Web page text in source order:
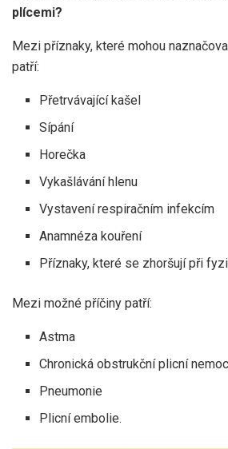
plícemi?
Mezi příznaky, které mohou
patří:
Přetrvávající kašel
Sípání
Horečka
Vykašlávání hlenu
Vystavení respiračním infekcím
Anamnéza kouření
Příznaky, které se zhoršují při
Mezi možné příčiny patří:
Astma
Chronická obstrukční plicní nemoc
Pneumonie
Plicní embolie.